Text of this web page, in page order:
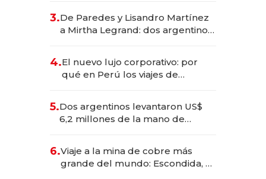
las marcas "fast premium"
3.De Paredes y Lisandro Martínez
a Mirtha Legrand: dos argentinos
4.El nuevo lujo corporativo: por
qué en Perú los viajes de
para convertirse en experiencias
transformadoras
5.Dos argentinos levantaron US$
6,2 millones de la mano de
6.Viaje a la mina de cobre más
grande del mundo: Escondida, el